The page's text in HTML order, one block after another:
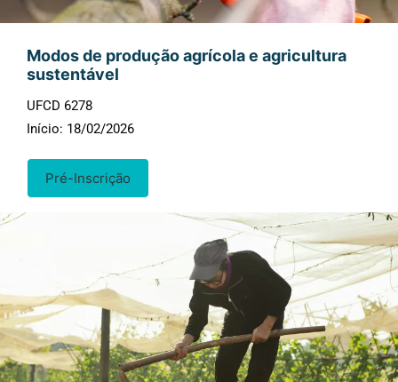
Turismo em espaço rural
Início: Data a anunciar
Modos de produção agrícola e agricultura
sustentável
UFCD 6278
Início: 18/02/2026
Pré-Inscrição